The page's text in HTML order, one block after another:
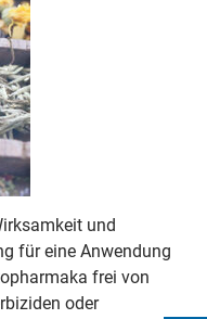
und
für eine Anwendung
frei von
oder